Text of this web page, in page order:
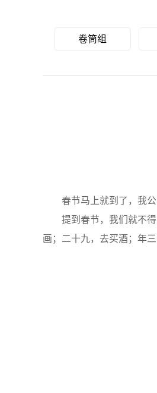
卷筒组
春节马上就到了，我公
提到春节，我们就不得
画；二十九，去买酒；年